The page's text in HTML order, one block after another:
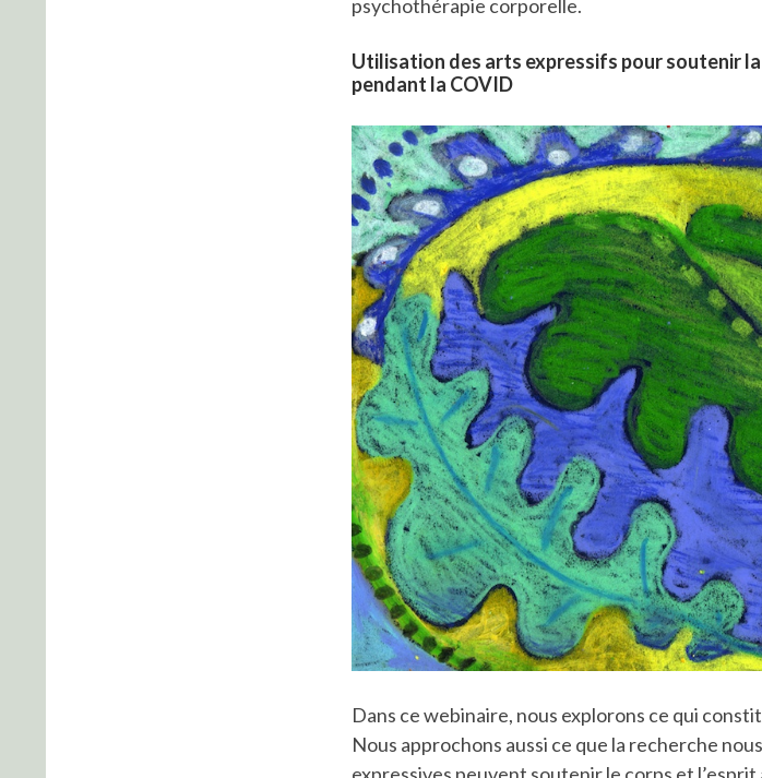
psychothérapie corporelle.
Utilisation des arts expressifs pour soutenir
pendant la COVID
Dans ce webinaire, nous explorons ce qui
Nous approchons aussi ce que la recherche